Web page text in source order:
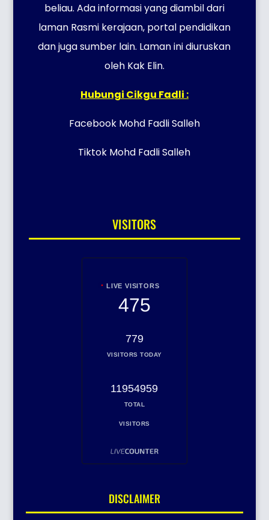
beliau. Ada informasi yang diambil dari
laman Rasmi kerajaan, portal pendidikan
dan juga sumber lain. Laman ini diuruskan
oleh Kak Elin.
Hubungi Cikgu Fadli :
Facebook Mohd Fadli Salleh
Tiktok Mohd Fadli Salleh
VISITORS
LIVE VISITORS
475
779
VISITORS TODAY
11954959
TOTAL
VISITORS
DISCLAIMER